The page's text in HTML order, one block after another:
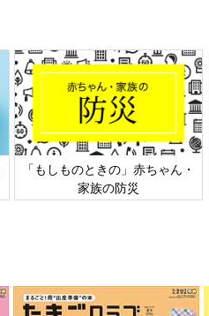
「もしものときの」赤ちゃん・
家族の防災